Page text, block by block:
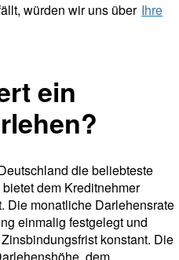
würden wir uns über Ihre
ein
die beliebteste
dem Kreditnehmer
Die monatliche Darlehensrate
einmalig festgelegt und
konstant. Die